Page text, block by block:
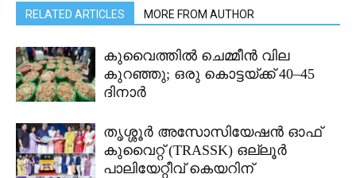
RELATED ARTICLES MORE FROM AUTHOR
കുവൈത്തിൽ ചെമ്മീൻ വില
കുറഞ്ഞു; ഒരു കൊട്ടയ്ക്ക് 40–45
ദിനാർ
തൃശ്ശൂർ അസോസിയേഷൻ ഓഫ്
കുവൈറ്റ്‌ (TRASSK) ഒല്ലൂർ
പാലിയേറ്റീവ് കെയറിന്